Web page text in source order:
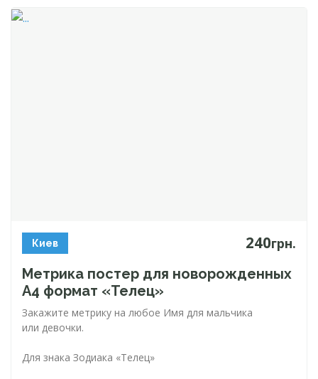
Киев 240грн.
Метрика постер для новорожденных
А4 формат «Телец»
Закажите метрику на любое Имя для мальчика
или девочки.
Для знака Зодиака «Телец»